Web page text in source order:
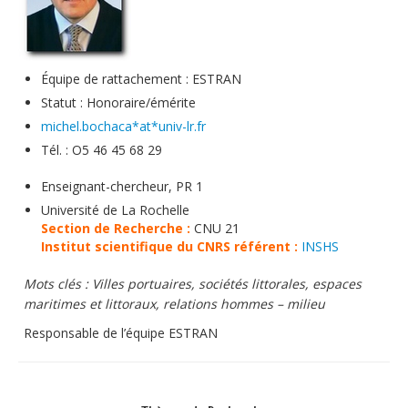
Données
Emplois/Stages/Formations
Science pour tou·te·s
Actualités
Équipe de rattachement : ESTRAN
Statut : Honoraire/émérite
michel.bochaca*at*univ-lr.fr
Tél. : O5 46 45 68 29
Enseignant-chercheur, PR 1
Université de La Rochelle
Section de Recherche : CNU 21
Institut scientifique du CNRS référent : INSHS
Mots clés : Villes portuaires, sociétés littorales, espaces
maritimes et littoraux, relations hommes – milieu
Responsable de l’équipe ESTRAN